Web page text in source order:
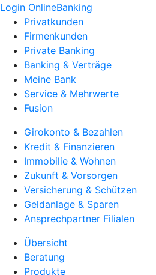
Login OnlineBanking
Privatkunden
Firmenkunden
Private Banking
Banking & Verträge
Meine Bank
Service & Mehrwerte
Fusion
Girokonto & Bezahlen
Kredit & Finanzieren
Immobilie & Wohnen
Zukunft & Vorsorgen
Versicherung & Schützen
Geldanlage & Sparen
Ansprechpartner Filialen
Übersicht
Beratung
Produkte